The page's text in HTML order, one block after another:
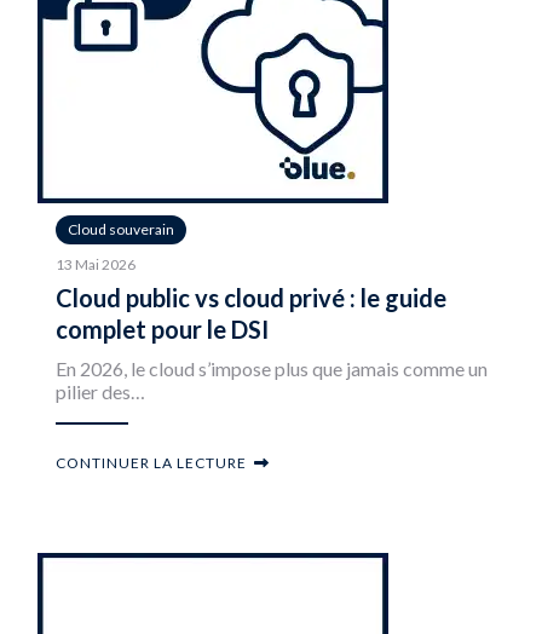
Cloud souverain
13 Mai 2026
Cloud public vs cloud privé : le guide
complet pour le DSI
En 2026, le cloud s’impose plus que jamais comme un
pilier des…
CONTINUER LA LECTURE